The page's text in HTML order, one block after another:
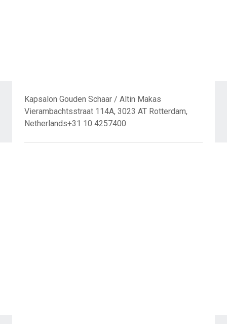
Kapsalon Gouden Schaar / Altin Makas
Vierambachtsstraat 114A, 3023 AT Rotterdam,
Netherlands+31 10 4257400